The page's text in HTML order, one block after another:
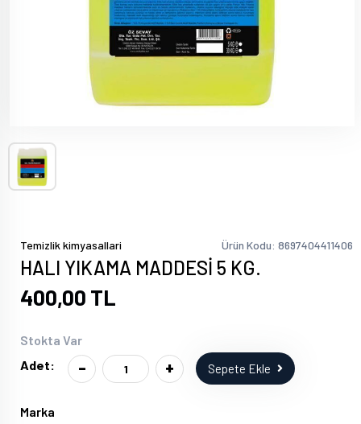
Temizlik kimyasallari Ürün Kodu: 8697404411406
HALI YIKAMA MADDESİ 5 KG.
400,00 TL
Stokta Var
Adet:
- + Sepete Ekle
Marka